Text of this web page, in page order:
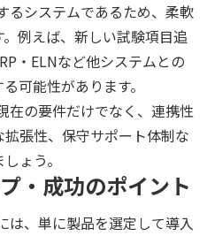
るシステムであるため、柔軟
例えば、新しい試験項目追
・ELNなど他システムとの
可能性があります。
在の要件だけでなく、連携性
張性、保守サポート体制な
ょう。
・成功のポイント
は、単に製品を選定して導入